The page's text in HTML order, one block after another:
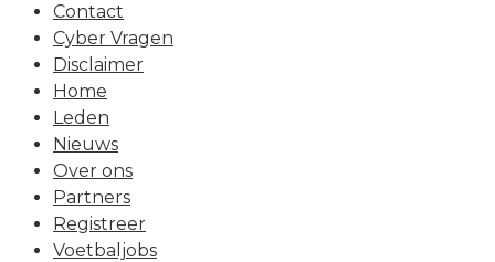
Contact
Cyber Vragen
Disclaimer
Home
Leden
Nieuws
Over ons
Partners
Registreer
Voetbaljobs